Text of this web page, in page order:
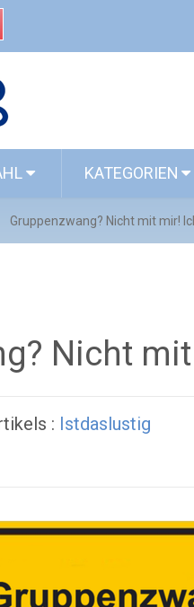
KATEGORIEN
Gruppenzwang? Nicht mit mir!
Nicht
: Istdaslustig